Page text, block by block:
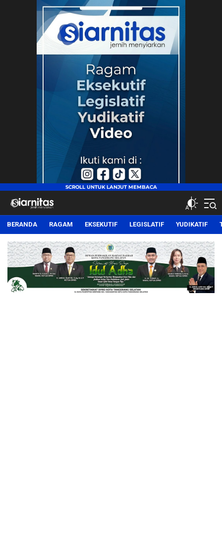
siarnitas
Jernih Menyiarkan
BERANDA RAGAM EKSEKUTIF LEGISLATIF YUDIKATIF